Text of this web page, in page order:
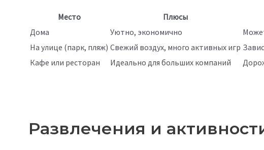
Место Плюсы
Дома
Уютно, экономично
На улице (парк, пляж) Свежий воздух, много активных игр
Кафе или ресторан
Идеально для больших компаний
Развлечения и